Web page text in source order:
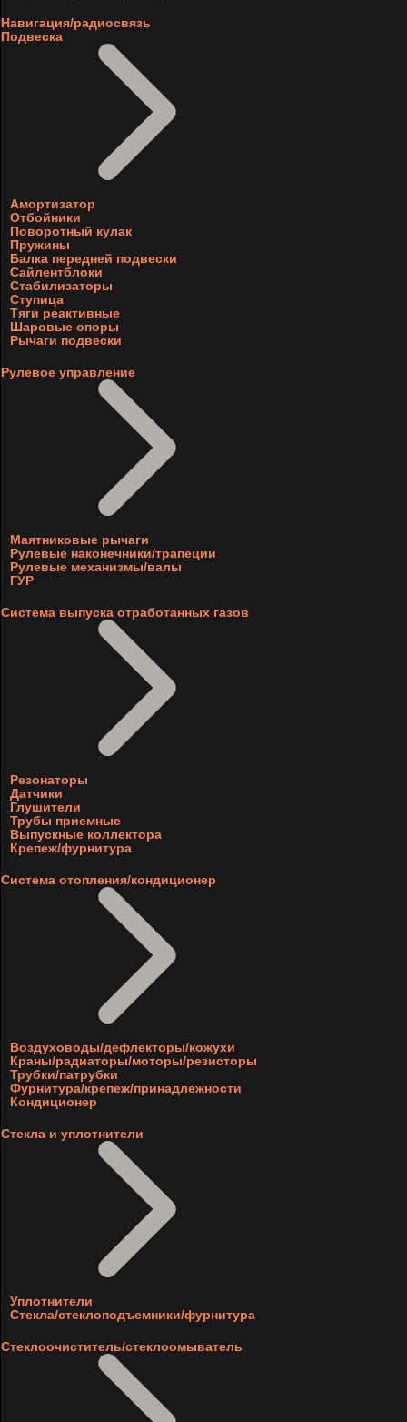
Навигация/радиосвязь
Подвеска
Амортизатор
Отбойники
Поворотный кулак
Пружины
Балка передней подвески
Сайлентблоки
Стабилизаторы
Ступица
Тяги реактивные
Шаровые опоры
Рычаги подвески
Рулевое управление
Маятниковые рычаги
Рулевые наконечники/трапеции
Рулевые механизмы/валы
ГУР
Система выпуска отработанных газов
Резонаторы
Датчики
Глушители
Трубы приемные
Выпускные коллектора
Крепеж/фурнитура
Система отопления/кондиционер
Воздуховоды/дефлекторы/кожухи
Краны/радиаторы/моторы/резисторы
Трубки/патрубки
Фурнитура/крепеж/принадлежности
Кондиционер
Стекла и уплотнители
Уплотнители
Стекла/стеклоподъемники/фурнитура
Стеклоочиститель/стеклоомыватель